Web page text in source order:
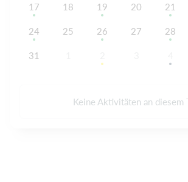
17 18 19 20 21
24 25 26 27 28
31
Keine Aktivitäten an diesem